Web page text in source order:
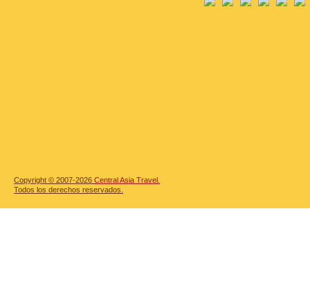
Copyright © 2007-2026 Central Asia Travel.
Todos los derechos reservados.